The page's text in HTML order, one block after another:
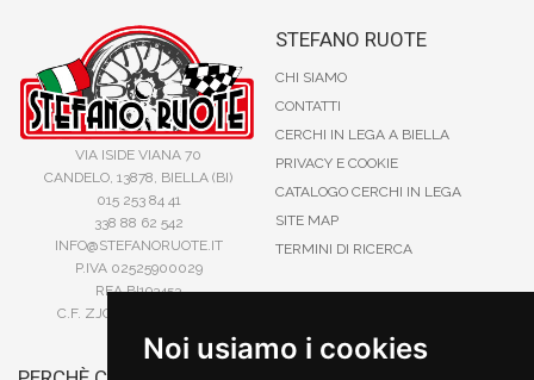
Noi usiamo i cookies
VIA ISIDE VIANA 70
CANDELO, 13878, BIELLA (BI)
015 253 84 41
338 88 62 542
INFO@STEFANORUOTE.IT
P.IVA 02525900029
REA BI193453
C.F. ZJOSFN73H14A859X
STEFANO RUOTE
CHI SIAMO
CONTATTI
CERCHI IN LEGA A BIELLA
PRIVACY E COOKIE
CATALOGO CERCHI IN LEGA
SITE MAP
TERMINI DI RICERCA